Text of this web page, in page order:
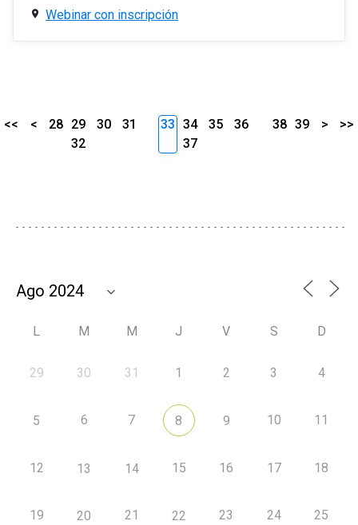
Webinar con inscripción
<< < 28 29 30
31
32
33 34 35
36
37
38 39 > >>
L M M J V S D
29 30 31 1 2 3 4
5 6 7 8 9 10 11
12 13 14 15 16 17 18
19 20 21 22 23 24 25